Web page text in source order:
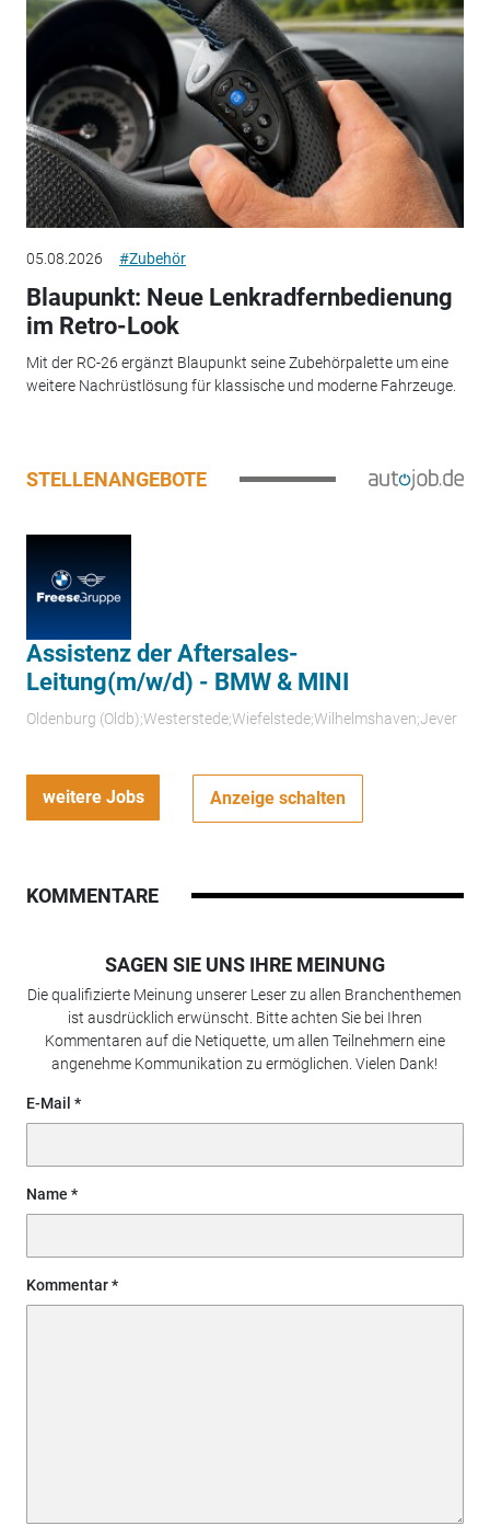
05.08.2026 #Zubehör
Blaupunkt: Neue Lenkradfernbedienung
im Retro-Look
Mit der RC-26 ergänzt Blaupunkt seine Zubehörpalette um eine
weitere Nachrüstlösung für klassische und moderne Fahrzeuge.
STELLENANGEBOTE
Assistenz der Aftersales-
Leitung(m/w/d) - BMW & MINI
Oldenburg (Oldb);Westerstede;Wiefelstede;Wilhelmshaven;Jever
weitere Jobs Anzeige schalten
KOMMENTARE
SAGEN SIE UNS IHRE MEINUNG
Die qualifizierte Meinung unserer Leser zu allen Branchenthemen
ist ausdrücklich erwünscht. Bitte achten Sie bei Ihren
Kommentaren auf die Netiquette, um allen Teilnehmern eine
angenehme Kommunikation zu ermöglichen. Vielen Dank!
E-Mail
Name
Kommentar